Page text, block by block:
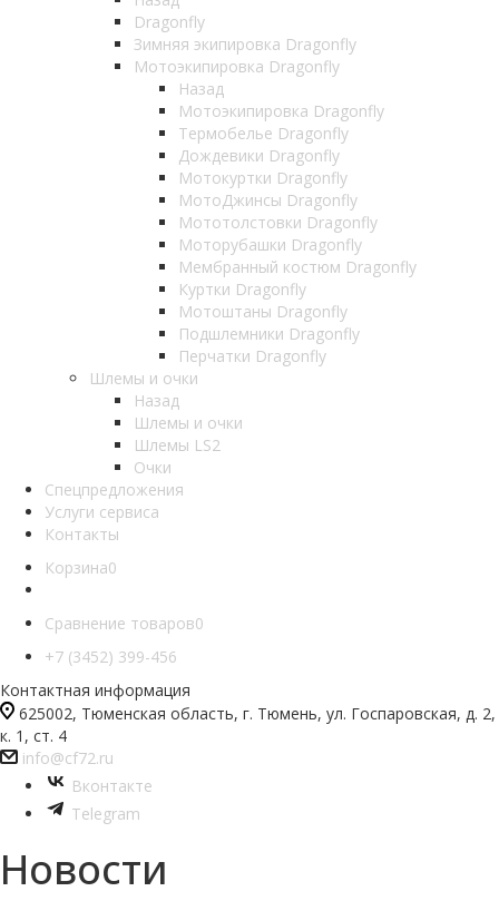
Dragonfly
Зимняя экипировка Dragonfly
Мотоэкипировка Dragonfly
Назад
Мотоэкипировка Dragonfly
Термобелье Dragonfly
Дождевики Dragonfly
Мотокуртки Dragonfly
МотоДжинсы Dragonfly
Мототолстовки Dragonfly
Моторубашки Dragonfly
Мембранный костюм Dragonfly
Куртки Dragonfly
Мотоштаны Dragonfly
Подшлемники Dragonfly
Перчатки Dragonfly
Шлемы и очки
Назад
Шлемы и очки
Шлемы LS2
Очки
Спецпредложения
Услуги сервиса
Контакты
Корзина0
Сравнение товаров0
+7 (3452) 399-456
Контактная информация
625002, Тюменская область, г. Тюмень, ул. Госпаровская, д. 2,
к. 1, ст. 4
info@cf72.ru
Вконтакте
Telegram
Новости